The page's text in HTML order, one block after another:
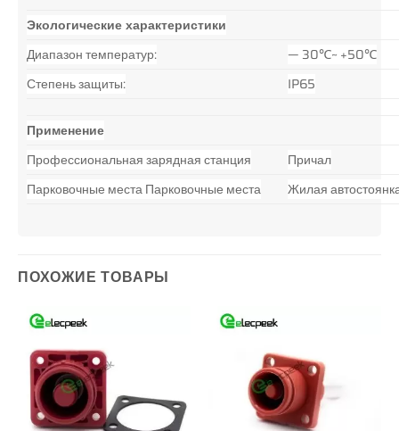
Экологические характеристики
Диапазон температур:
— 30℃~ +50℃
Степень защиты:
IP65
Применение
Профессиональная зарядная станция
Причал
Парковочные места Парковочные места
Жилая
ПОХОЖИЕ ТОВАРЫ